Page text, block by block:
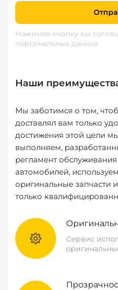
Нажимая кнопку вы
персональных данных
Наши
Мы заботимся о том,
доставлял вам только
достижения этой цели
выполняем,
регламент
автомобилей,
оригинальные запчасти
только
Сервис